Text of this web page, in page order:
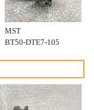
MST
BT50-DTE7-105